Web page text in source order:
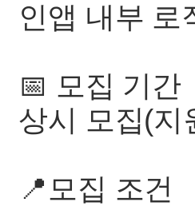
인앱 내부 로
📅 모집 기간
상시 모집(지
📍모집 조건